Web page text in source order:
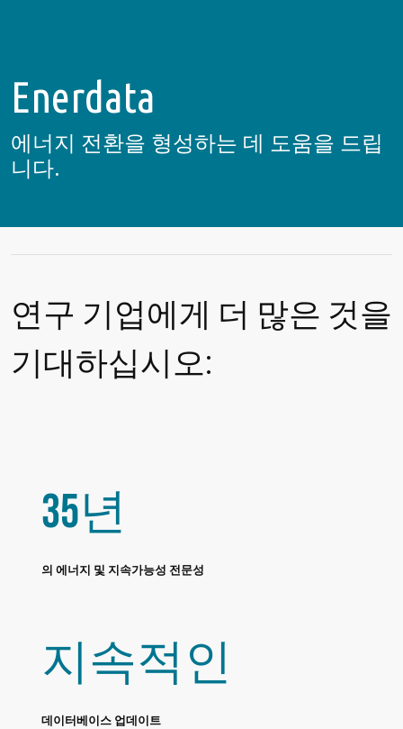
Enerdata
에너지 전환을 형성하는 데 도움을 드립
니다.
연구 기업에게 더 많은 것을
기대하십시오:
35년
의 에너지 및 지속가능성 전문성
지속적인
데이터베이스 업데이트